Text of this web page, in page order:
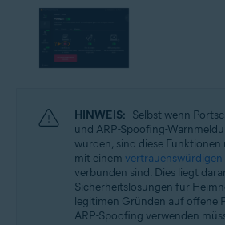
HINWEIS: Selbst wenn
und ARP-Spoofing-
wurden, sind diese Funktionen
mit einem vertrauenswürdigen
verbunden sind. Dies liegt
Sicherheitslösungen für
legitimen Gründen auf offene
ARP-Spoofing verwenden